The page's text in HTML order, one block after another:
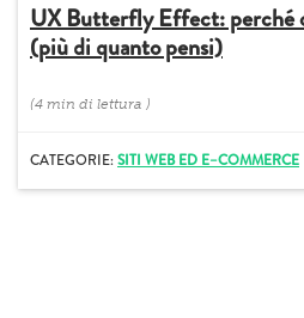
UX Butterfly Effect: perché
(più di quanto pensi)
(4 min di lettura )
CATEGORIE:SITI WEB ED E–COMMERCE